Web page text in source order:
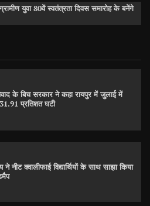
युवा 80वें स्वतंत्रता दिवस समारोह के बनेंगे
के बिच सरकार ने कहा रायपुर में जुलाई में
प्रतिशत घटी
नीट क्वालीफाई विद्यार्थियों के साथ साझा किया